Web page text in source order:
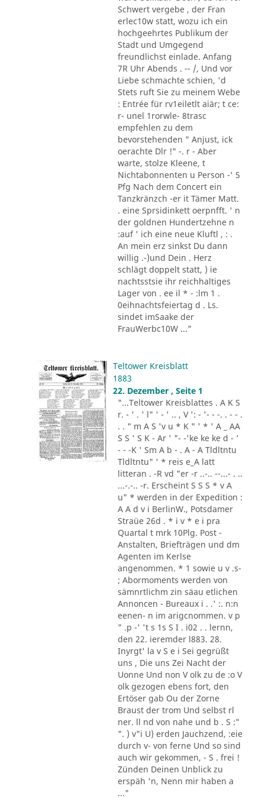
Schwert vergebe , der Fran
erlec10w statt, wozu ich ein
hochgeehrtes Publikum der
Stadt und Umgegend
freundlichst einlade. Anfang
7R Uhr Abends . -- /, Und vor
Liebe schmachte schien, 'd
Stets ruft Sie zu meinem Webe
: Entrée für rv1eiletlt aiär; t ce:
r- unel 1rorwle- 8trasc
empfehlen zu dem
bevorstehenden " Anjust, ick
oerachte Dlr !" -. r - Aber
warte, stolze Kleene, t
Nichtabonnenten u Person -' 5
Pfg Nach dem Concert ein
Tanzkränzch -er it Tämer Matt.
. eine Sprsidinkett oerpnfft. ' n
der goldnen Hundertzehne n
:auf ' ich eine neue Kluftl , : .
An mein erz sinkst Du dann
willig .-)und Dein . Herz
schlägt doppelt statt, ) ie
nachtsstsie ihr reichhaltiges
Lager von . ee il * - :lm 1 .
0eihnachtsfeiertag d . Ls.
sindet imSaake der
FrauWerbc10W ..."
Teltower Kreisblatt
1883
22. Dezember , Seite 1
"...Teltower Kreisblattes . A K S
r. - ' . ' l" ' - ' .. , V ': - '- - -. . - - .
. . " m A S 'v u * K " ' * ' A _ AA
S S ' S K - Ar ' "- -'ke ke ke d - '
- - -K ' Sm A b - . A - A Tldltntu
Tldltntu" ' * reis e_A latt
litteran . -R vd "er -r ..-.. --...- . ..
...-.-.. -r. Erscheint S S S * v A
u" * werden in der Expedition :
A A d v i BerlinW., Potsdamer
Straüe 26d . * i v * e i pra
Quartal t mrk 10Plg. Post -
Anstalten, Briefträgen und dm
Agenten im Kerlse
angenommen. * 1 sowie u v .s-
; Abormoments werden von
sämnrtlichm zin säau etlichen
Annoncen - Bureaux i . .' :. n:n
eenen- n im arigcnommen. v p
" .p -' 't s 1s S I . i02 . . lernn,
den 22. ieremder l883. 28.
Inyrgt' la v S e i Sei gegrüßt
uns , Die uns Zei Nacht der
Uonne Und non V olk zu de :o V
olk gezogen ebens fort, den
Ertöser gab Ou der Zorne
Braust der trom Und selbst rl
ner. ll nd von nahe und b . S :"
". ) v"i U) erden Jauchzend, :eie
durch v- von ferne Und so sind
auch wir gekommen, - S . frei !
Zünden Deinen Unblick zu
erspäh 'n, Nenn mir haben a
..."